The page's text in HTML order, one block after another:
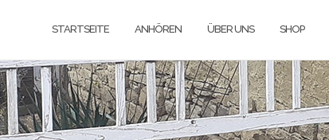
STARTSEITE ANHÖREN ÜBER UNS SHOP